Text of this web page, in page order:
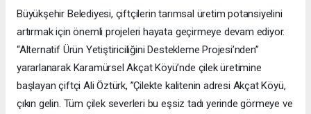
Büyükşehir Belediyesi, çiftçilerin tarımsal üretim potansiyelini
artırmak için önemli projeleri hayata geçirmeye devam ediyor.
“Alternatif Ürün Yetiştiriciliğini Destekleme Projesi’nden”
yararlanarak Karamürsel Akçat Köyü’nde çilek üretimine
başlayan çiftçi Ali Öztürk, ”Çilekte kalitenin adresi Akçat Köyü,
çıkın gelin. Tüm çilek severleri bu eşsiz tadı yerinde görmeye ve